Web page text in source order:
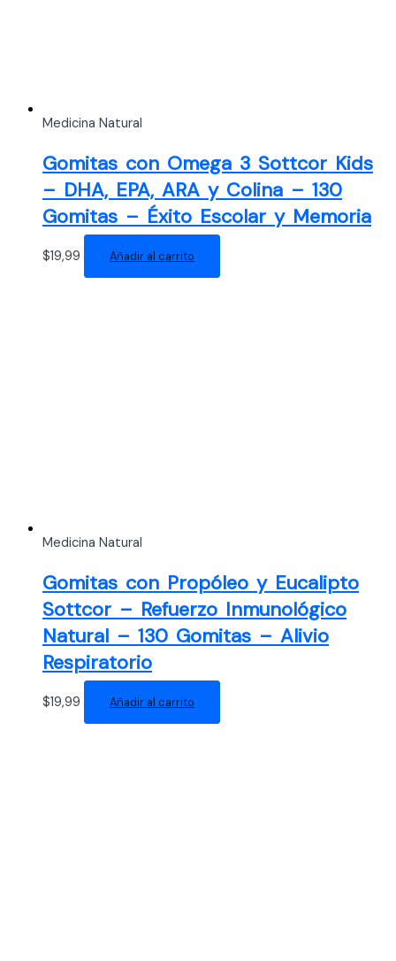
Medicina Natural
Gomitas con Omega 3 Sottcor Kids
– DHA, EPA, ARA y Colina – 130
Gomitas – Éxito Escolar y Memoria
$19,99 Añadir al carrito
Medicina Natural
Gomitas con Propóleo y Eucalipto
Sottcor – Refuerzo Inmunológico
Natural – 130 Gomitas – Alivio
Respiratorio
$19,99 Añadir al carrito